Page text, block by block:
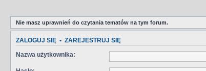
Nie masz uprawnień do czytania tematów na tym forum.
ZALOGUJ SIĘ • ZAREJESTRUJ SIĘ
Nazwa użytkownika: